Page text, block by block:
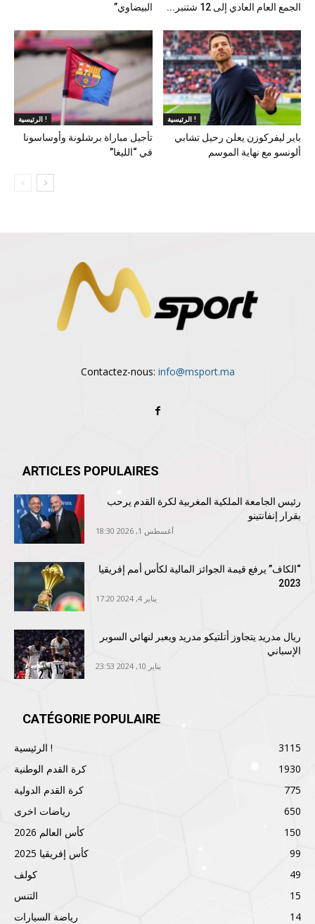
البيضاوي”
الجمع العام العادي إلى 12 شتنبر...
الرئيسية !
تأجيل مباراة برشلونة وأوساسونا
في “الليغا”
الرئيسية !
باير ليفركوزن يعلن رحيل تشابي
ألونسو مع نهاية الموسم
Contactez-nous: info@msport.ma
ARTICLES POPULAIRES
رئيس الجامعة الملكية المغربية لكرة القدم يرحب
بقرار إنفانتينو
أغسطس 1, 2026 18:30
“الكاف” يرفع قيمة الجوائز المالية لكأس أمم إفريقيا
2023
يناير 4, 2024 17:20
ريال مدريد يتجاوز أتلتيكو مدريد ويعبر لنهائي السوبر
الإسباني
يناير 10, 2024 23:53
CATÉGORIE POPULAIRE
الرئيسية !
3115
كرة القدم الوطنية
1930
كرة القدم الدولية
775
رياضات اخرى
650
كأس العالم 2026
150
كأس إفريقيا 2025
99
كولف
49
التنس
15
رياضة السيارات
14